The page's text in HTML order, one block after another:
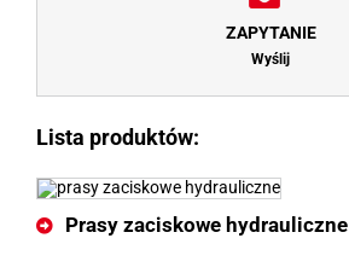
ZAPYTANIE
Wyślij
Lista produktów:
Prasy zaciskowe hydrauliczne